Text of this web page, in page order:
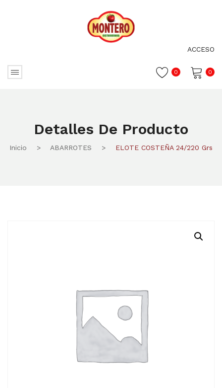
ACCESO
0
0
Detalles De Producto
Inicio > ABARROTES > ELOTE COSTEÑA 24/220 Grs